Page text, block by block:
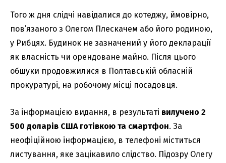
Того ж дня слідчі навідалися до котеджу, ймовірно,
пов’язаного з Олегом Плескачем або його родиною,
у Рибцях. Будинок не зазначений у його декларації
як власність чи орендоване майно. Після цього
обшуки продовжилися в Полтавській обласній
прокуратурі, на робочому місці посадовця.
За інформацією видання, в результаті вилучено 2
500 доларів США готівкою та смартфон. За
неофіційною інформацією, в телефоні міститься
листування, яке зацікавило слідство. Підозру Олегу